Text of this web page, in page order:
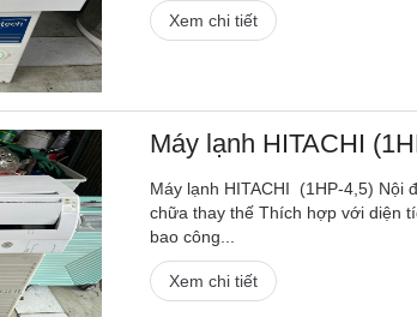
Xem chi tiết
Máy lạnh HITACHI
Máy lạnh HITACHI (1HP-4,5) Nội
chữa thay thế Thích hợp với diện
bao công...
Xem chi tiết